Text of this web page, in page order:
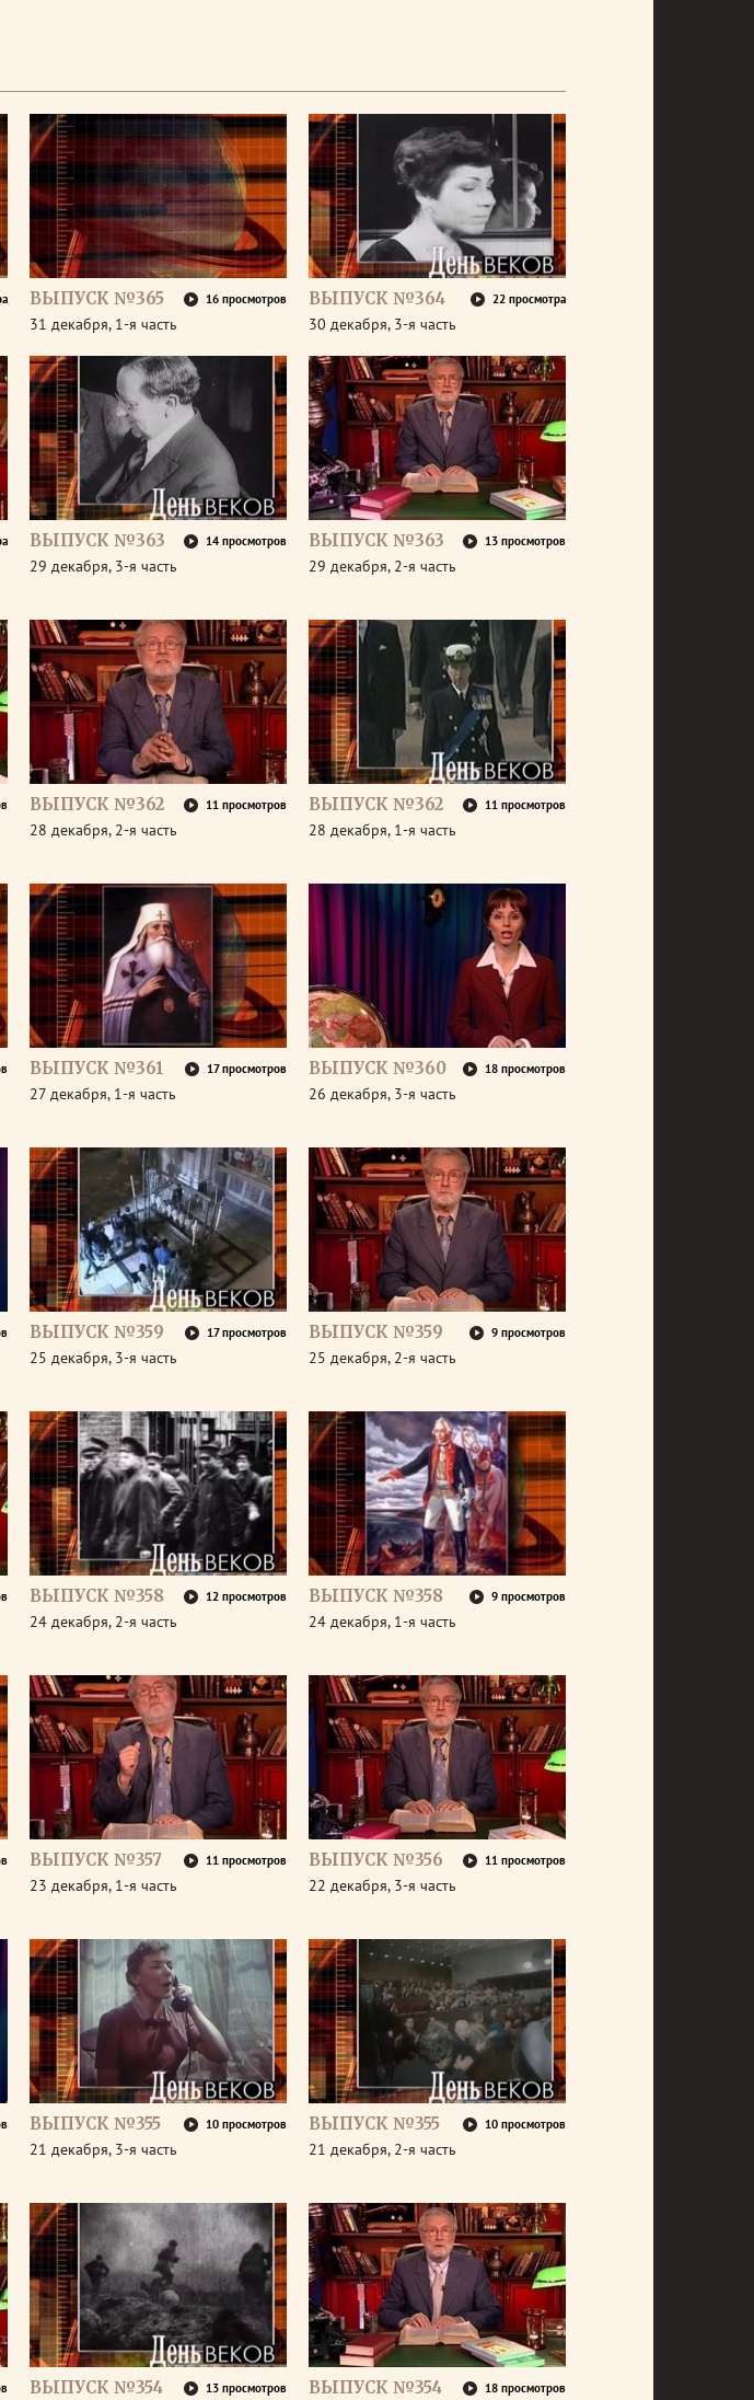
ВЫПУСК №365 16 просмотров
31 декабря, 1-я часть
ВЫПУСК №364 22 просмотра
30 декабря, 3-я часть
ВЫПУСК №363 14 просмотров
29 декабря, 3-я часть
ВЫПУСК №363 13 просмотров
29 декабря, 2-я часть
ВЫПУСК №362 11 просмотров
28 декабря, 2-я часть
ВЫПУСК №362 11 просмотров
28 декабря, 1-я часть
ВЫПУСК №361 17 просмотров
27 декабря, 1-я часть
ВЫПУСК №360 18 просмотров
26 декабря, 3-я часть
ВЫПУСК №359 17 просмотров
25 декабря, 3-я часть
ВЫПУСК №359 9 просмотров
25 декабря, 2-я часть
ВЫПУСК №358 12 просмотров
24 декабря, 2-я часть
ВЫПУСК №358 9 просмотров
24 декабря, 1-я часть
ВЫПУСК №357 11 просмотров
23 декабря, 1-я часть
ВЫПУСК №356 11 просмотров
22 декабря, 3-я часть
ВЫПУСК №355 10 просмотров
21 декабря, 3-я часть
ВЫПУСК №355 10 просмотров
21 декабря, 2-я часть
ВЫПУСК №354 13 просмотров ВЫПУСК №354 18 просмотров